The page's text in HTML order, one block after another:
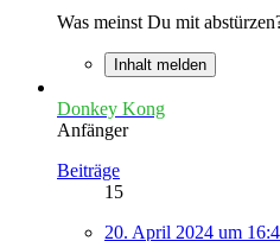
Was meinst Du mit
Inhalt melden
Donkey Kong
Anfänger
Beiträge
15
20. April 2024 um